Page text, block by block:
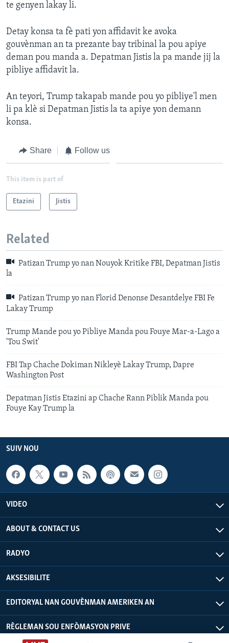
te genyen lakay li.
Detay konsa ta fè pati yon affidavit ke avoka
gouvènman an ta prezante bay tribinal la pou apiye
deman pou manda a. Depatman Jistis la pa mande jij la
pibliye affidavit la.
An teyori, Trump takapab mande pou yo pibliye'l men
li pa klè si Depatman Jistis la ta apiye yon demann
konsa.
Share Follow us
This item is part of
Etazini Jistis
Related
Patizan Trump yo nan Nouyok Kritike FBI, Depatman Jistis
la
Patizan Trump yo nan Florid Denonse Desantdelye FBI Fe
Lakay Trump
Trump Mande pou yo Pibliye Manda pou Fouye Mar-a-Lago a
'Tou Swit'
FBI Tap Chache Dokiman Nikleyè Lakay Trump, Dapre
Washington Post
Depatman Jistis Etazini ap Chache Rann Piblik Manda pou
Fouye Kay Trump la
SUIV NOU
VIDEO
ABOUT & CONTACT US
RADYO
AKSESIBILITE
EDITORYAL NAN GOUVÈNMAN AMERIKEN AN
RÈGLEMAN SOU ENFÒMASYON PRIVE